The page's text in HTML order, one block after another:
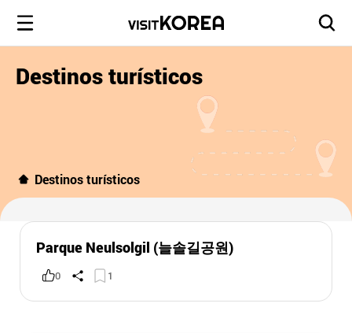
Destinos turísticos
Destinos turísticos
Parque Neulsolgil (늘솔길공원)
0 1